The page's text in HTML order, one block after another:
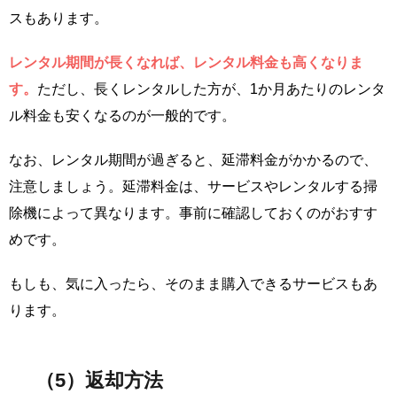
スもあります。
レンタル期間が長くなれば、レンタル料金も高くなりま
す。 ただし、長くレンタルした方が、1か月あたりのレンタ
ル料金も安くなるのが一般的です。
なお、レンタル期間が過ぎると、延滞料金がかかるので、
注意しましょう。延滞料金は、サービスやレンタルする掃
除機によって異なります。事前に確認しておくのがおすす
めです。
もしも、気に入ったら、そのまま購入できるサービスもあ
ります。
（5）返却方法